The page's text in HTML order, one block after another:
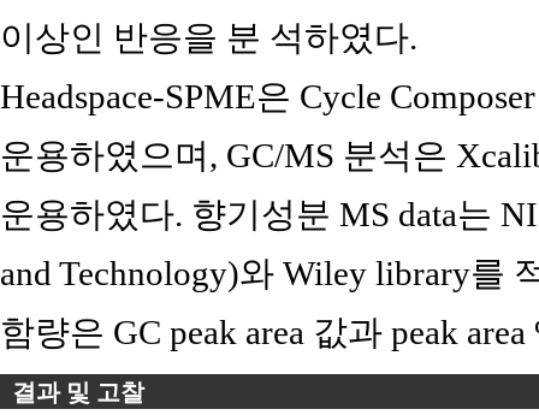
이상인 반응을 분 석하였다.
Headspace-SPME은 Cycle
운용하였으며, GC/MS 분석은
운용하였다. 향기성분 MS data는
and Technology)와 Wiley library를
함량은 GC peak area 값과 peak
결과 및 고찰